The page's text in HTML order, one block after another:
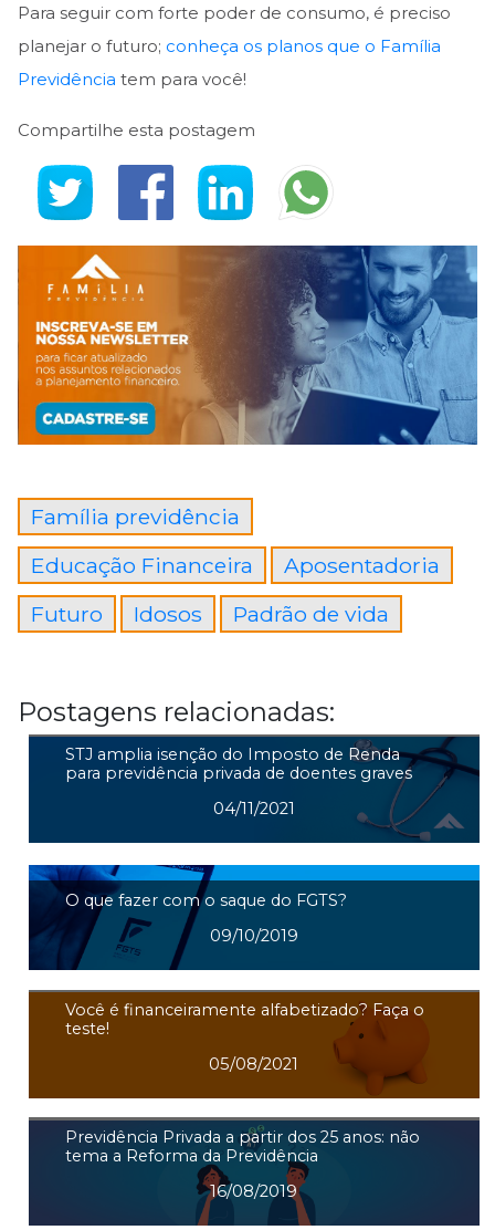
Para seguir com forte poder de consumo, é preciso
planejar o futuro; conheça os planos que o Família
Previdência tem para você!
Compartilhe esta postagem
Família previdência
Educação Financeira
Aposentadoria
Futuro
Idosos Padrão de vida
Postagens relacionadas:
STJ amplia isenção do Imposto de Renda
para previdência privada de doentes graves
04/11/2021
O que fazer com o saque do FGTS?
09/10/2019
Você é financeiramente alfabetizado? Faça o
teste!
05/08/2021
Previdência Privada a partir dos 25 anos: não
tema a Reforma da Previdência
16/08/2019